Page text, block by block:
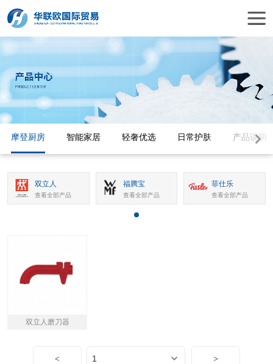
摩登厨房 智能家居 轻奢优选 日常护肤 产品说明
双立人
查看全部产品
福腾宝
查看全部产品
菲仕乐
查看全部产品
双立人磨刀器
< >